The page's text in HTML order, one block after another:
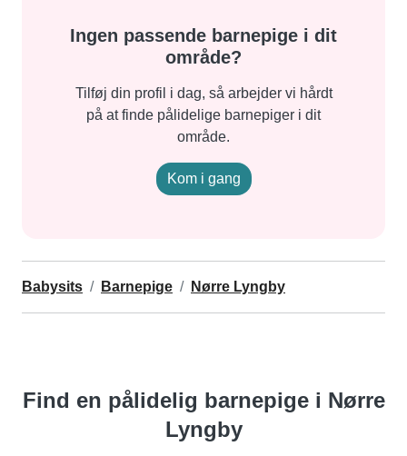
Ingen passende barnepige i dit
område?
Tilføj din profil i dag, så arbejder vi hårdt
på at finde pålidelige barnepiger i dit
område.
Kom i gang
Babysits Barnepige Nørre Lyngby
Find en pålidelig barnepige i Nørre
Lyngby